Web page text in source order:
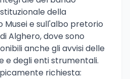
della
Musei e sull'albo pretorio
Alghero, dove sono
anche gli avvisi delle
degli enti strumentali.
richiesta: